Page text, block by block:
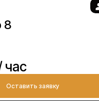
8
час
Оставить заявку